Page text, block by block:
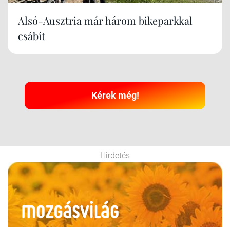
Alsó-Ausztria már három bikeparkkal
csábít
Kérek még!
Hirdetés